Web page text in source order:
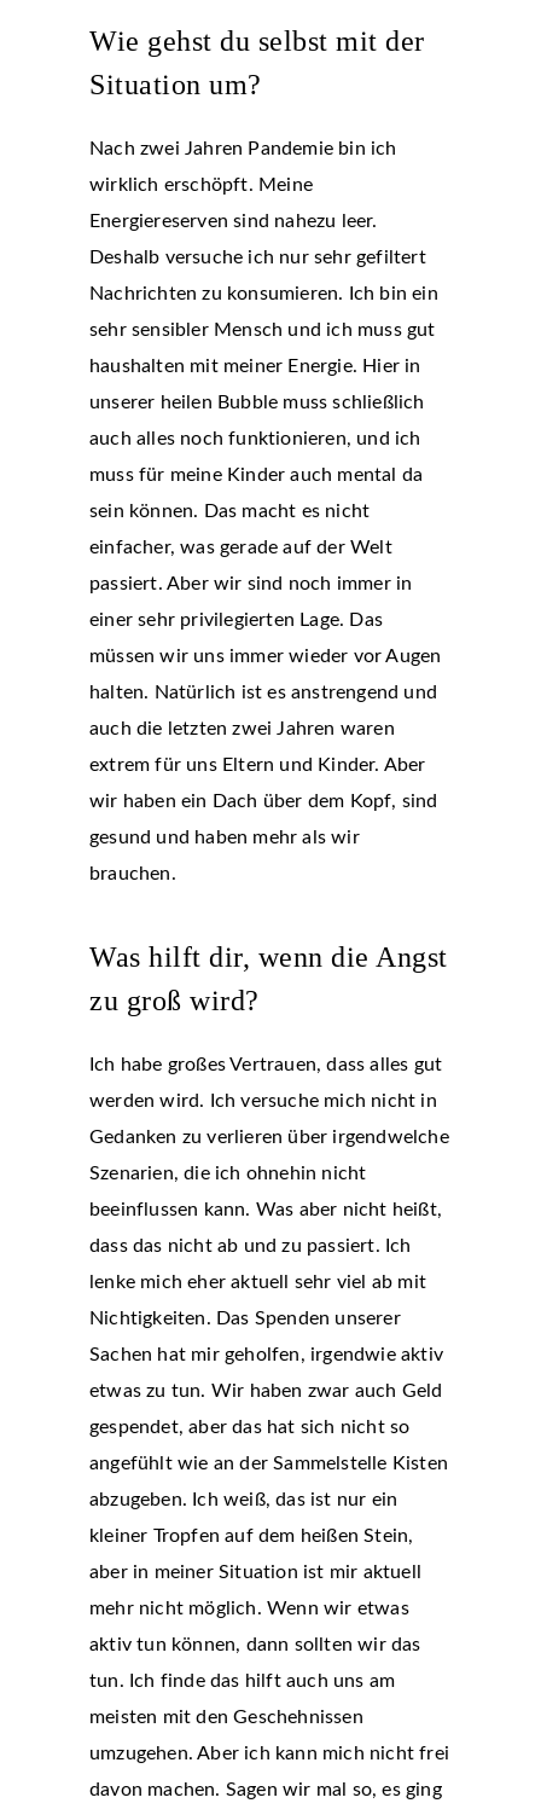
Wie gehst du selbst mit der
Situation um?
Nach zwei Jahren Pandemie bin ich
wirklich erschöpft. Meine
Energiereserven sind nahezu leer.
Deshalb versuche ich nur sehr gefiltert
Nachrichten zu konsumieren. Ich bin ein
sehr sensibler Mensch und ich muss gut
haushalten mit meiner Energie. Hier in
unserer heilen Bubble muss schließlich
auch alles noch funktionieren, und ich
muss für meine Kinder auch mental da
sein können. Das macht es nicht
einfacher, was gerade auf der Welt
passiert. Aber wir sind noch immer in
einer sehr privilegierten Lage. Das
müssen wir uns immer wieder vor Augen
halten. Natürlich ist es anstrengend und
auch die letzten zwei Jahren waren
extrem für uns Eltern und Kinder. Aber
wir haben ein Dach über dem Kopf, sind
gesund und haben mehr als wir
brauchen.
Was hilft dir, wenn die Angst
zu groß wird?
Ich habe großes Vertrauen, dass alles gut
werden wird. Ich versuche mich nicht in
Gedanken zu verlieren über irgendwelche
Szenarien, die ich ohnehin nicht
beeinflussen kann. Was aber nicht heißt,
dass das nicht ab und zu passiert. Ich
lenke mich eher aktuell sehr viel ab mit
Nichtigkeiten. Das Spenden unserer
Sachen hat mir geholfen, irgendwie aktiv
etwas zu tun. Wir haben zwar auch Geld
gespendet, aber das hat sich nicht so
angefühlt wie an der Sammelstelle Kisten
abzugeben. Ich weiß, das ist nur ein
kleiner Tropfen auf dem heißen Stein,
aber in meiner Situation ist mir aktuell
mehr nicht möglich. Wenn wir etwas
aktiv tun können, dann sollten wir das
tun. Ich finde das hilft auch uns am
meisten mit den Geschehnissen
umzugehen. Aber ich kann mich nicht frei
davon machen. Sagen wir mal so, es ging